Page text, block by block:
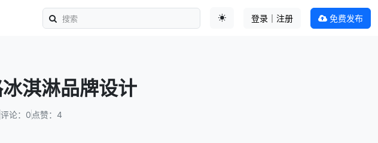
登录｜注册 免费发布
淇淋品牌设计
评论：0 点赞：4